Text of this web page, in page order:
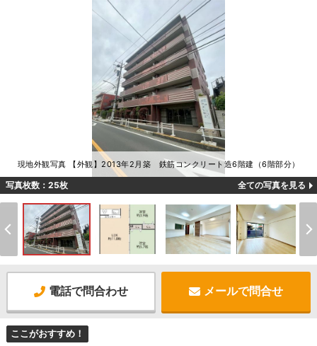
現地外観写真 【外観】2013年2月築 鉄筋コンクリート造6階建（6階部分）
写真枚数：25枚 全ての写真を見る
電話で問合わせ メールで問合せ
ここがおすすめ！